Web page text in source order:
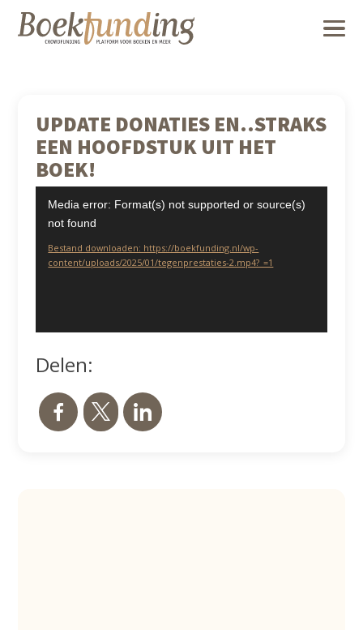
UPDATE DONATIES EN..STRAKS
EEN HOOFDSTUK UIT HET
BOEK!
Videospeler
Media error: Format(s) not supported or source(s)
not found
Bestand downloaden: https://boekfunding.nl/wp-
content/uploads/2025/01/tegenprestaties-2.mp4?_=1
Delen: